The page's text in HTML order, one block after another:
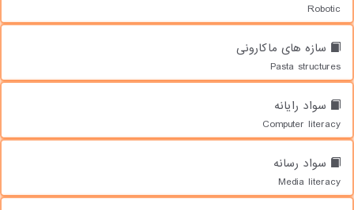
Robotic
سازه های ماکارونی
Pasta structures
سواد رایانه
Computer literacy
سواد رسانه
Media literacy